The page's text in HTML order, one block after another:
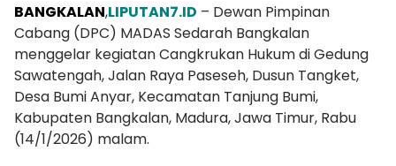
BANGKALAN,LIPUTAN7.ID – Dewan Pimpinan
Cabang (DPC) MADAS Sedarah Bangkalan
menggelar kegiatan Cangkrukan Hukum di Gedung
Sawatengah, Jalan Raya Paseseh, Dusun Tangket,
Desa Bumi Anyar, Kecamatan Tanjung Bumi,
Kabupaten Bangkalan, Madura, Jawa Timur, Rabu
(14/1/2026) malam.